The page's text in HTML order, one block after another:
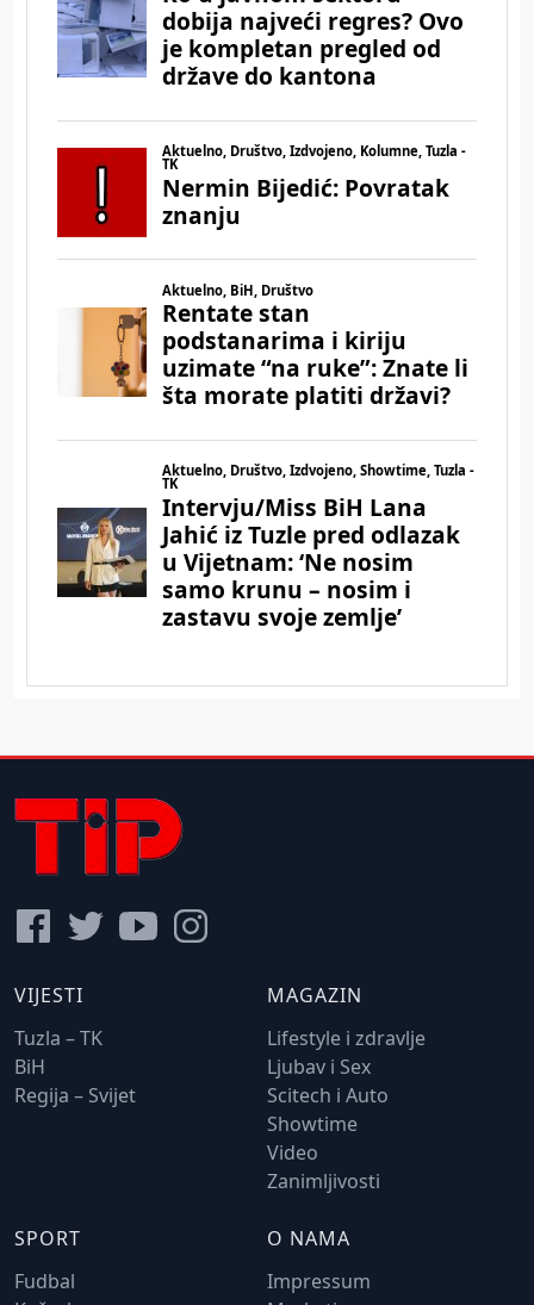
VIJESTI
Tuzla – TK
BiH
Regija – Svijet
MAGAZIN
Lifestyle i zdravlje
Ljubav i Sex
Scitech i Auto
Showtime
Video
Zanimljivosti
SPORT
Fudbal
O NAMA
Impressum